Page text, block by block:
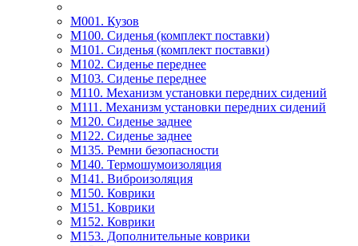
M001. Кузов
M100. Сиденья (комплект поставки)
M101. Сиденья (комплект поставки)
M102. Сиденье переднее
M103. Сиденье переднее
M110. Механизм установки передних сидений
M111. Механизм установки передних сидений
M120. Сиденье заднее
M122. Сиденье заднее
M135. Ремни безопасности
M140. Термошумоизоляция
M141. Виброизоляция
M150. Коврики
M151. Коврики
M152. Коврики
M153. Дополнительные коврики